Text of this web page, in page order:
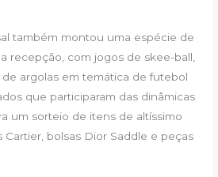
também montou uma espécie de
recepção, com jogos de skee-ball,
argolas em temática de futebol
que participaram das dinâmicas
um sorteio de itens de altíssimo
Cartier, bolsas Dior Saddle e peças